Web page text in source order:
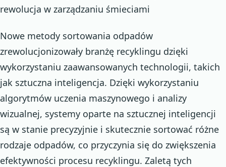
rewolucja w zarządzaniu śmieciami
Nowe metody sortowania odpadów
zrewolucjonizowały branżę recyklingu dzięki
wykorzystaniu zaawansowanych technologii, takich
jak sztuczna inteligencja. Dzięki wykorzystaniu
algorytmów uczenia maszynowego i analizy
wizualnej, systemy oparte na sztucznej inteligencji
są w stanie precyzyjnie i skutecznie sortować różne
rodzaje odpadów, co przyczynia się do zwiększenia
efektywności procesu recyklingu. Zaletą tych